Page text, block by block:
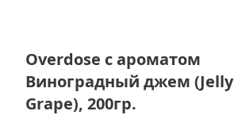
Overdose с ароматом
Виноградный джем (Jelly
Grape), 200гр.